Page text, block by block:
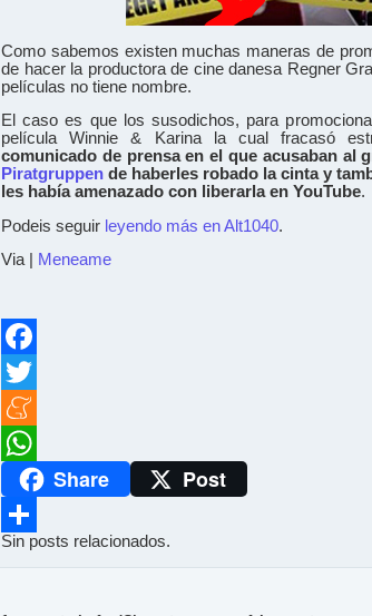
Como sabemos existen muchas maneras de
de hacer la productora de cine danesa Regner
películas no tiene nombre.
El caso es que los susodichos, para
película Winnie & Karina la cual fracasó
comunicado de prensa en el que acusaban al
Piratgruppen de haberles robado la cinta y
les había amenazado con liberarla en YouTube.
Podeis seguir leyendo más en Alt1040.
Via |
Meneame
Facebook
Twitter
Meneame
WhatsAppShare Post
Compartir
Sin posts relacionados.